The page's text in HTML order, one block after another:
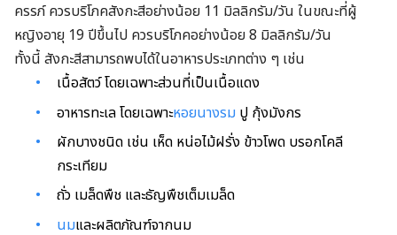
ครรภ์ ควรบริโภคสังกะสีอย่างน้อย 11 มิลลิกรัม/วัน ในขณะที่ผู้
หญิงอายุ 19 ปีขึ้นไป ควรบริโภคอย่างน้อย 8 มิลลิกรัม/วัน
ทั้งนี้ สังกะสีสามารถพบได้ในอาหารประเภทต่าง ๆ เช่น
เนื้อสัตว์ โดยเฉพาะส่วนที่เป็นเนื้อแดง
อาหารทะเล โดยเฉพาะหอยนางรม ปู กุ้งมังกร
ผักบางชนิด เช่น เห็ด หน่อไม้ฝรั่ง ข้าวโพด บรอกโคลี
กระเทียม
ถั่ว เมล็ดพืช และธัญพืชเต็มเมล็ด
นมและผลิตภัณฑ์จากนม